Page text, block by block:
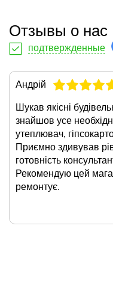
Отзывы о нас
подтвержденные
Андрій
Шукав якісні
знайшов усе
утеплювач,
Приємно здивував
готовність
Рекомендую цей
ремонтує.